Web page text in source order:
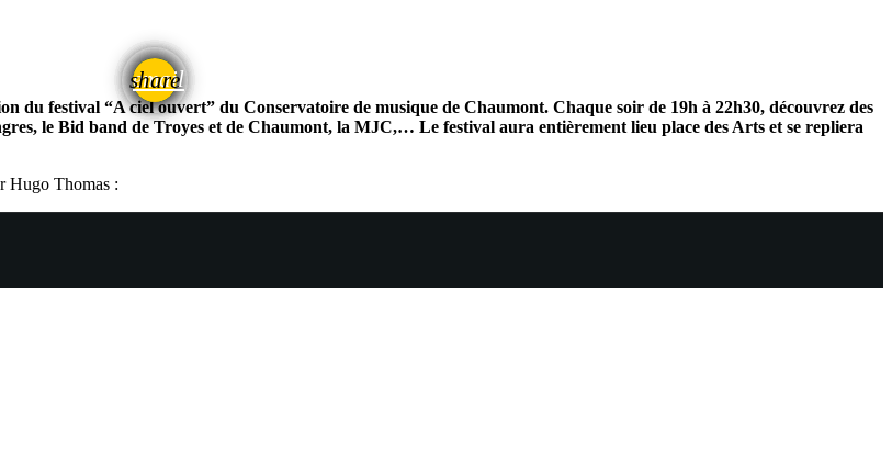
share
email
du festival “A ciel ouvert” du Conservatoire de musique de Chaumont. Chaque soir de 19h à 22h30, découvrez des
le Bid band de Troyes et de Chaumont, la MJC,… Le festival aura entièrement lieu place des Arts et se repliera
Hugo Thomas :